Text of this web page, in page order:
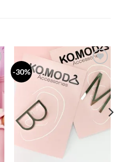
-30%
Dodaj
na
listu
želja